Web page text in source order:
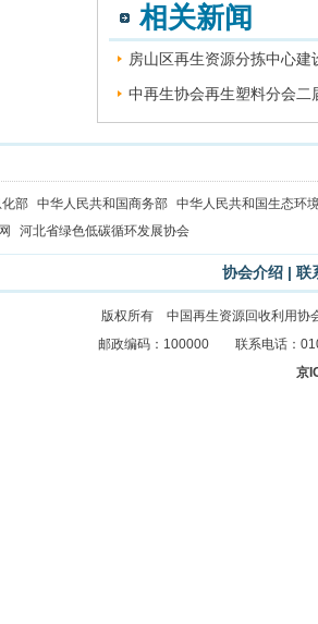
相关新闻
房山区再生资源分拣中心建
中再生协会再生塑料分会二
部 中华人民共和国商务部 中华人民共和国生态环
河北省绿色低碳循环发展协会
协会介绍 | 联
版权所有 中国再生资源回收利用
邮政编码：100000 联系电话：
京